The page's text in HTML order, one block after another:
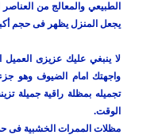
الطبيعي والمعالج من
يجعل المنزل يظهر فى حجم
لا ينبغي عليك عزيزى
واجهتك امام الضيوف وهو
تجميله بمظلة راقية جميلة
الوقت.
مظلات الممرات الخشبية فى